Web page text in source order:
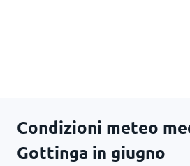
Condizioni meteo
Gottinga in giugno